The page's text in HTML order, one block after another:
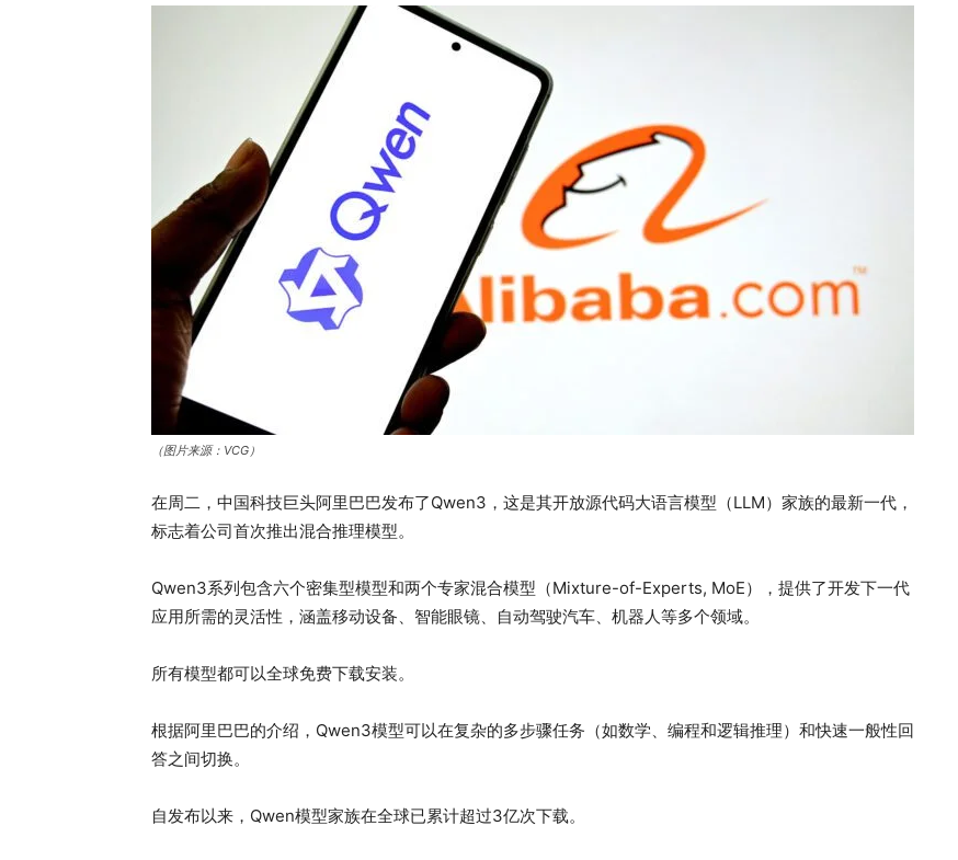
（图片来源：VCG）
在周二，中国科技巨头阿里巴巴发布了Qwen3，这是其开放源代码大语言模型（LLM）家族的最新一代，
标志着公司首次推出混合推理模型。
Qwen3系列包含六个密集型模型和两个专家混合模型（Mixture-of-Experts, MoE），提供了开发下一代
应用所需的灵活性，涵盖移动设备、智能眼镜、自动驾驶汽车、机器人等多个领域。
所有模型都可以全球免费下载安装。
根据阿里巴巴的介绍，Qwen3模型可以在复杂的多步骤任务（如数学、编程和逻辑推理）和快速一般性回
答之间切换。
自发布以来，Qwen模型家族在全球已累计超过3亿次下载。